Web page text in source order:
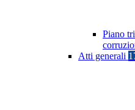
Piano
Atti generali